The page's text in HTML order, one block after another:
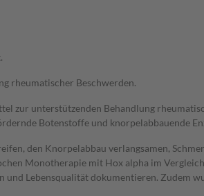
rheumatischer Beschwerden.
zur unterstützenden Behandlung
Botenstoffe und knorpelabbauende
den Knorpelabbau verlangsamen,
Monotherapie mit Hox alpha im
und Lebensqualität dokumentieren. Zudem